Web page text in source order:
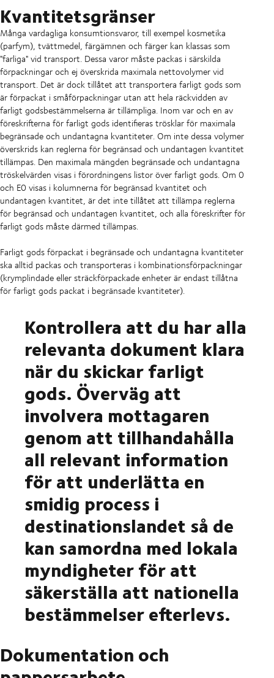
Kvantitetsgränser
Många vardagliga konsumtionsvaror, till exempel kosmetika
(parfym), tvättmedel, färgämnen och färger kan klassas som
"farliga" vid transport. Dessa varor måste packas i särskilda
förpackningar och ej överskrida maximala nettovolymer vid
transport. Det är dock tillåtet att transportera farligt gods som
är förpackat i småförpackningar utan att hela räckvidden av
farligt godsbestämmelserna är tillämpliga. Inom var och en av
föreskrifterna för farligt gods identifieras trösklar för maximala
begränsade och undantagna kvantiteter. Om inte dessa volymer
överskrids kan reglerna för begränsad och undantagen kvantitet
tillämpas. Den maximala mängden begränsade och undantagna
tröskelvärden visas i förordningens listor över farligt gods. Om 0
och E0 visas i kolumnerna för begränsad kvantitet och
undantagen kvantitet, är det inte tillåtet att tillämpa reglerna
för begränsad och undantagen kvantitet, och alla föreskrifter för
farligt gods måste därmed tillämpas.
Farligt gods förpackat i begränsade och undantagna kvantiteter
ska alltid packas och transporteras i kombinationsförpackningar
(krymplindade eller sträckförpackade enheter är endast tillåtna
för farligt gods packat i begränsade kvantiteter).
Kontrollera att du har alla
relevanta dokument klara
när du skickar farligt
gods. Överväg att
involvera mottagaren
genom att tillhandahålla
all relevant information
för att underlätta en
smidig process i
destinationslandet så de
kan samordna med lokala
myndigheter för att
säkerställa att nationella
bestämmelser efterlevs.
Dokumentation och